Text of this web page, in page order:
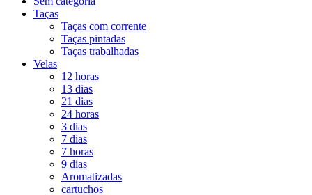
Taças
Taças com corrente
Taças pintadas
Taças trabalhadas
Velas
12 horas
13 dias
21 dias
24 horas
3 dias
7 dias
7 horas
9 dias
Aromatizadas
cartuchos